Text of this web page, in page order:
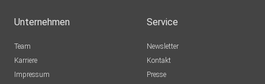
Unternehmen
Team
Karriere
Impressum
Service
Newsletter
Kontakt
Presse